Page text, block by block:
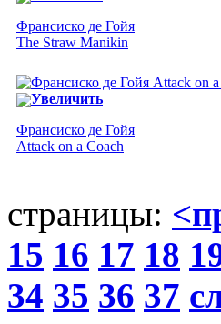
Франсиско де Гойя
The Straw Manikin
Увеличить
Франсиско де Гойя
Attack on a Coach
страницы:
15 16 17 18
34 35 36 37